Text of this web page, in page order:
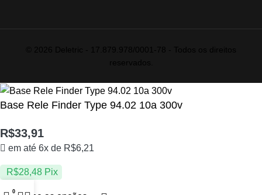
Base Rele Finder Type 94.02 10a 300v
R$33,91
em até 6x de R$6,21
R$28,48 Pix
0